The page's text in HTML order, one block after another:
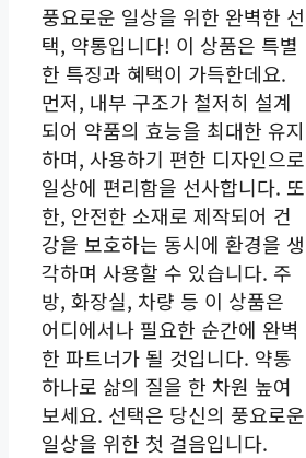
풍요로운 일상을 위한 완벽한 선
택, 약통입니다! 이 상품은 특별
한 특징과 혜택이 가득한데요.
먼저, 내부 구조가 철저히 설계
되어 약품의 효능을 최대한 유지
하며, 사용하기 편한 디자인으로
일상에 편리함을 선사합니다. 또
한, 안전한 소재로 제작되어 건
강을 보호하는 동시에 환경을 생
각하며 사용할 수 있습니다. 주
방, 화장실, 차량 등 이 상품은
어디에서나 필요한 순간에 완벽
한 파트너가 될 것입니다. 약통
하나로 삶의 질을 한 차원 높여
보세요. 선택은 당신의 풍요로운
일상을 위한 첫 걸음입니다.